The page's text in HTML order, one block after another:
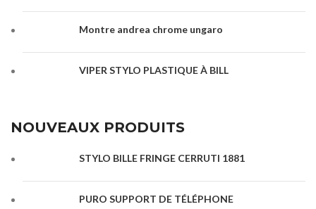
Montre andrea chrome ungaro
VIPER STYLO PLASTIQUE À BILL
NOUVEAUX PRODUITS
STYLO BILLE FRINGE CERRUTI 1881
PURO SUPPORT DE TÉLÉPHONE